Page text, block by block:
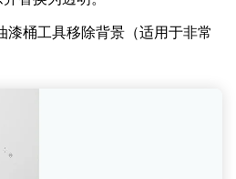
漆桶工具移除背景（适用于非常